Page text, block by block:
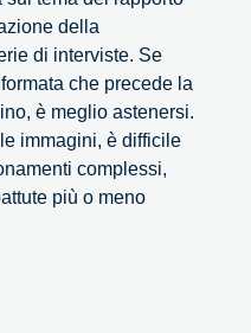
della
di interviste. Se
che precede la
è meglio astenersi.
immagini, è difficile
complessi,
più o meno